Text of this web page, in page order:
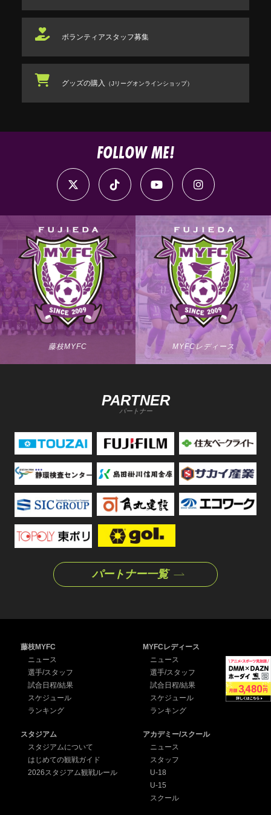
ボランティアスタッフ募集
グッズの購入 （Jリーグオンラインショップ）
FOLLOW ME!
藤枝MYFC MYFCレディース
PARTNER
パートナー
パートナー一覧
藤枝MYFC
ニュース
選手/スタッフ
試合日程/結果
スケジュール
ランキング
MYFCレディース
ニュース
選手/スタッフ
試合日程/結果
スケジュール
ランキング
スタジアム
スタジアムについて
はじめての観戦ガイド
2026スタジアム観戦ルール
アカデミー/スクール
ニュース
スタッフ
U-18
U-15
スクール